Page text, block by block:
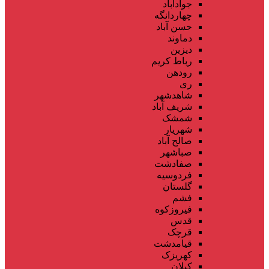
جوادآباد
چهاردانگه
حسن آباد
دماوند
دیزین
رباط کریم
رودهن
ری
شاهدشهر
شریف آباد
شمشک
شهریار
صالح آباد
صباشهر
صفادشت
فردوسیه
گلستان
فشم
فیروزکوه
قدس
قرچک
قیامدشت
کهریزک
کیلان